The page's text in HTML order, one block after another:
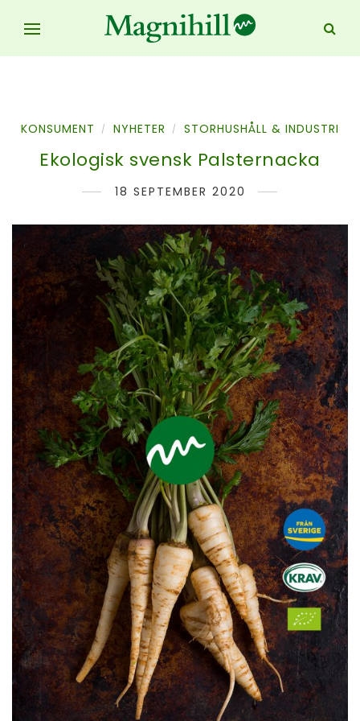
KONSUMENT / NYHETER / STORHUSHÅLL & INDUSTRI
Ekologisk svensk Palsternacka
18 SEPTEMBER 2020